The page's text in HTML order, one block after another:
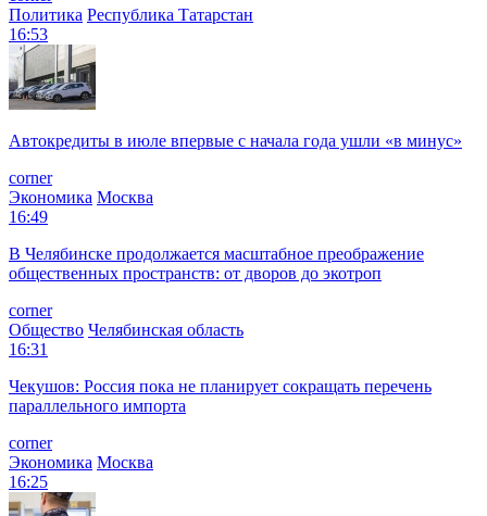
Политика Республика Татарстан
16:53
Автокредиты в июле впервые с начала года ушли «в минус»
corner
Экономика Москва
16:49
В Челябинске продолжается масштабное преображение
общественных пространств: от дворов до экотроп
corner
Общество Челябинская область
16:31
Чекушов: Россия пока не планирует сокращать перечень
параллельного импорта
corner
Экономика Москва
16:25